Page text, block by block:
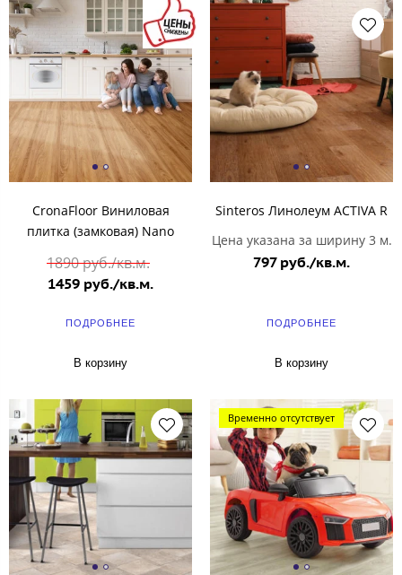
CronaFloor Виниловая
плитка (замковая) Nano
1890 руб./кв.м.
1459 руб./кв.м.
ПОДРОБНЕЕ
В корзину
Sinteros Линолеум ACTIVA R
Цена указана за ширину 3 м.
797 руб./кв.м.
ПОДРОБНЕЕ
В корзину
Временно отсутствует